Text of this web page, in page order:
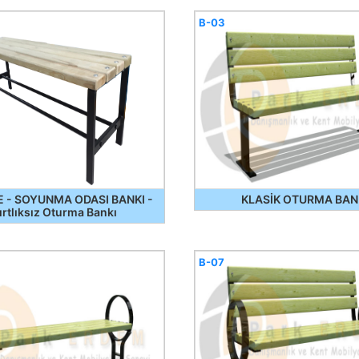
- SOYUNMA ODASI BANKI -
Oturma Bankı
KLASİK OTURMA
B-03
B-07